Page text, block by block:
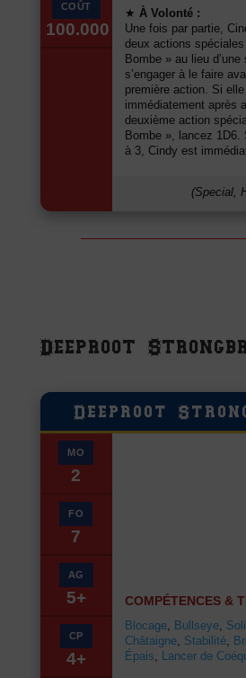
COÛT
100.000
★ À Volonté :
Une fois par partie,
deux actions
Bombe » au lieu
s’engager à le faire
première action. Si
immédiatement après
deuxième action
Bombe », lancez 1D6.
à 3, Cindy est
(Special,
Deeproot
Deeproot
MO
2
FO
7
AG
5+
CP
4+
COMPÉTENCES &
Blocage, Bullseye,
Châtaigne, Stabilité,
Épais
Lancer de